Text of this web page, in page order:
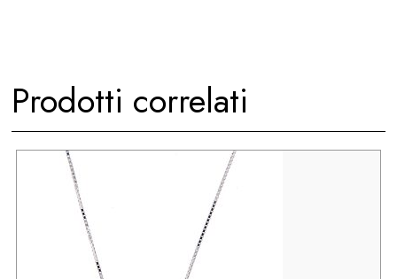
Prodotti correlati